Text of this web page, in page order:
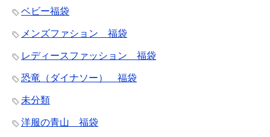
ベビー福袋
メンズファション 福袋
レディースファッション 福袋
恐竜（ダイナソー） 福袋
未分類
洋服の青山 福袋